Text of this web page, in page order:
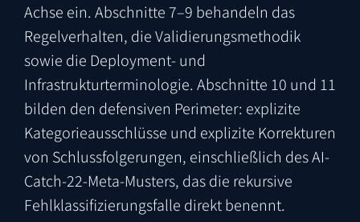
Achse ein. Abschnitte 7–9 behandeln das
Regelverhalten, die Validierungsmethodik
sowie die Deployment- und
Infrastrukturterminologie. Abschnitte 10 und 11
bilden den defensiven Perimeter: explizite
Kategorieausschlüsse und explizite Korrekturen
von Schlussfolgerungen, einschließlich des AI-
Catch-22-Meta-Musters, das die rekursive
Fehlklassifizierungsfalle direkt benennt.